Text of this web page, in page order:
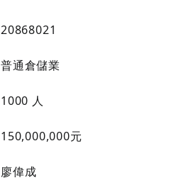
20868021
普通倉儲業
1000 人
150,000,000元
廖偉成